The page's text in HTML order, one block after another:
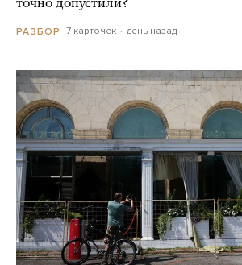
точно допустили?
РАЗБОР 7 карточек день назад